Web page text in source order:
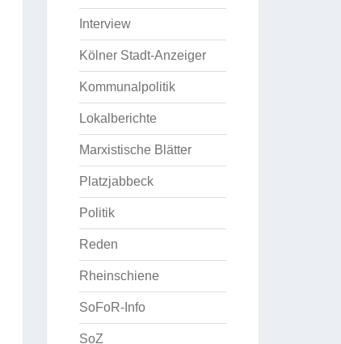
Interview
Kölner Stadt-Anzeiger
Kommunalpolitik
Lokalberichte
Marxistische Blätter
Platzjabbeck
Politik
Reden
Rheinschiene
SoFoR-Info
SoZ